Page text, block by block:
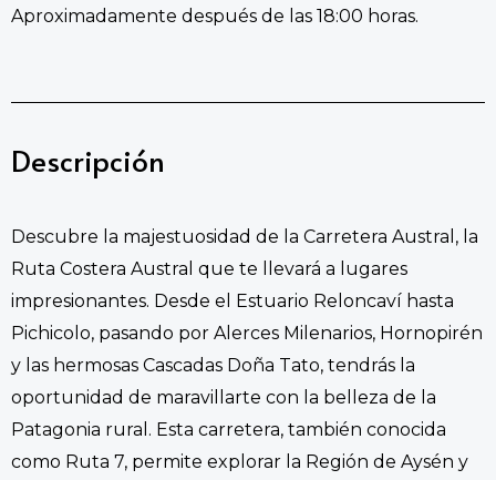
Aproximadamente después de las 18:00 horas.
Descripción
Descubre la majestuosidad de la Carretera Austral, la
Ruta Costera Austral que te llevará a lugares
impresionantes. Desde el Estuario Reloncaví hasta
Pichicolo, pasando por Alerces Milenarios, Hornopirén
y las hermosas Cascadas Doña Tato, tendrás la
oportunidad de maravillarte con la belleza de la
Patagonia rural. Esta carretera, también conocida
como Ruta 7, permite explorar la Región de Aysén y